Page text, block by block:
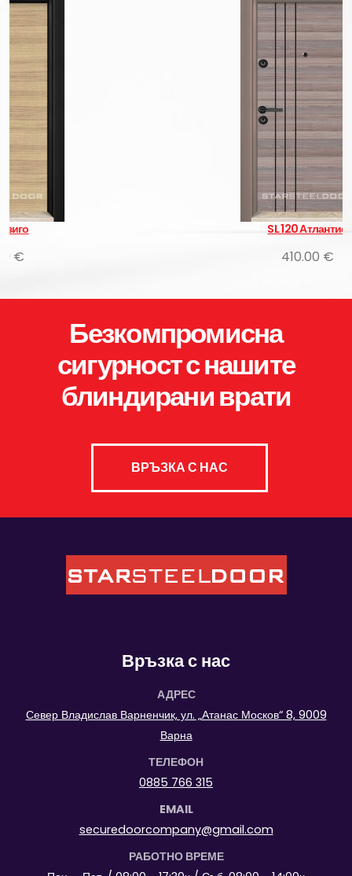
Безкомпромисна
сигурност с нашите
блиндирани врати
ВРЪЗКА С НАС
Връзка с нас
АДРЕС
Север Владислав Варненчик, ул. „Атанас Москов“ 8, 9009
Варна
ТЕЛЕФОН
0885 766 315
EMAIL
securedoorcompany@gmail.com
РАБОТНО ВРЕМЕ